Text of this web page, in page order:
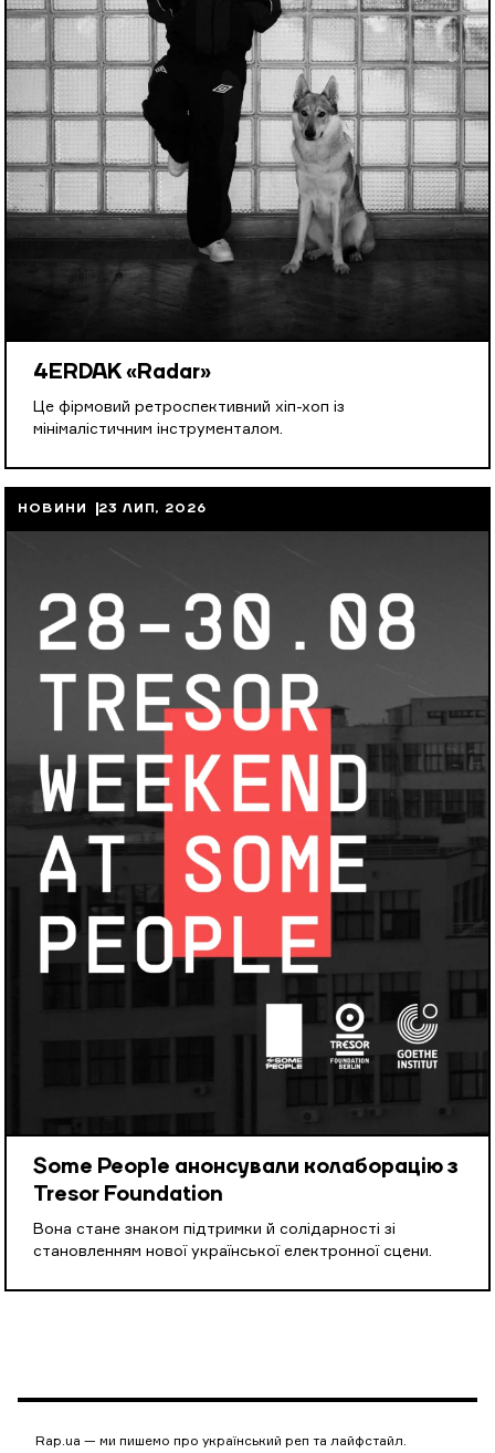
4ERDAK «Radar»
Це фірмовий ретроспективний хіп-хоп із
мінімалістичним інструменталом.
НОВИНИ 23 ЛИП, 2026
Some People анонсували колаборацію з
Tresor Foundation
Вона стане знаком підтримки й солідарності зі
становленням нової української електронної сцени.
Rap.ua — ми пишемо про український реп та лайфстайл.